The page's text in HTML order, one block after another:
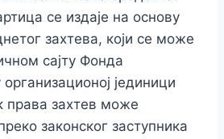
се издаје на основу
захтева, који се може
сајту Фонда
јединици
права захтев може
законског заступника